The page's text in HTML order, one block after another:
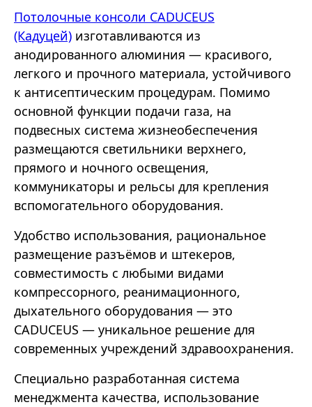
Потолочные консоли CADUCEUS
(Кадуцей) изготавливаются из
анодированного алюминия — красивого,
легкого и прочного материала, устойчивого
к антисептическим процедурам. Помимо
основной функции подачи газа, на
подвесных система жизнеобеспечения
размещаются светильники верхнего,
прямого и ночного освещения,
коммуникаторы и рельсы для крепления
вспомогательного оборудования.
Удобство использования, рациональное
размещение разъёмов и штекеров,
совместимость с любыми видами
компрессорного, реанимационного,
дыхательного оборудования — это
CADUCEUS — уникальное решение для
современных учреждений здравоохранения.
Специально разработанная система
менеджмента качества, использование